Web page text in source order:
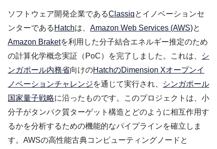
ソフトウェア開発企業であるClassiqとイノベーションセ
ンターである Hatchは、 Amazon Web Services (AWS)と
Amazon Braketを利用した分子結合エネルギー推定のため
の計算化学概念実証（PoC）を完了しました。これは、
シ
ンガポール内務省向けのHatchのDimension Xオープンイ
ノベーションチャレンジを通じて実行され、
シンガポール
国家量子戦略に沿ったものです。このプロジェクトは、小
分子がタンパク質ターゲット構造とどのように相互作用す
るかを分析するための機能的なパイプラインを確立しま
す。AWSの高性能古典コンピューティングノードと